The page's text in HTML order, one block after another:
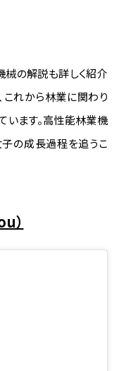
の解説も詳しく紹介
これから林業に関わり
います。高性能林業機
の成長過程を追うこ
）